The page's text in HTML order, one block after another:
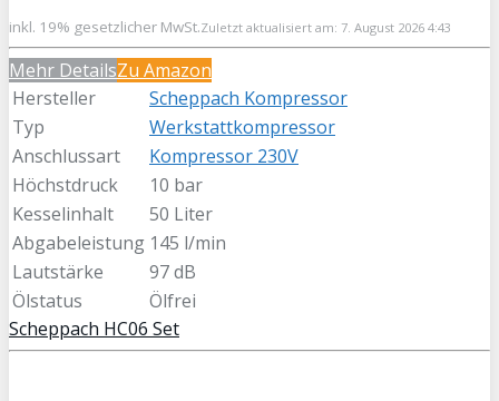
inkl. 19% gesetzlicher MwSt.Zuletzt aktualisiert am: 7. August 2026 4:43
Mehr DetailsZu Amazon
Hersteller
Scheppach Kompressor
Typ
Werkstattkompressor
Anschlussart
Kompressor 230V
Höchstdruck
10 bar
Kesselinhalt
50 Liter
Abgabeleistung 145 l/min
Lautstärke
97 dB
Ölstatus
Ölfrei
Scheppach HC06 Set